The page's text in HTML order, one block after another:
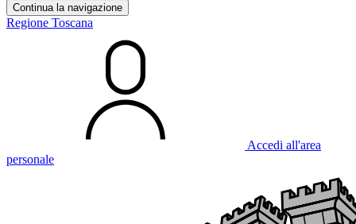
Continua la navigazione
Regione Toscana
Accedi all'area
personale